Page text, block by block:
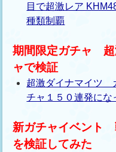
目で超激レア
種類制覇
期間限定ガチャ 超
ャで検証
超激ダイナマイツ
チャ１５０連発にな
新ガチャイベント
を検証してみた